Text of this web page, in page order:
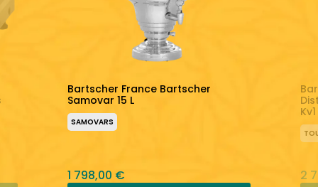
Bartscher France Bartscher
Samovar 15 L
SAMOVARS
1 798,00 € 2